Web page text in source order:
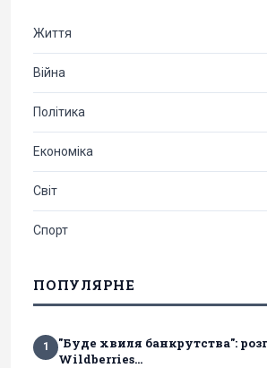
Життя
Війна
Політика
Економіка
Світ
Спорт
ПОПУЛЯРНЕ
1
"Буде хвиля банкрутства":
Wildberries...